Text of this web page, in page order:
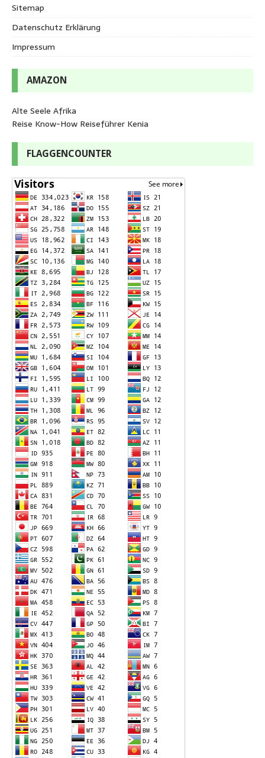
Sitemap
Datenschutz Erklärung
Impressum
AMAZON
Alte Seele Afrika
Reise Know-How Reiseführer Kenia
FLAGGENCOUNTER